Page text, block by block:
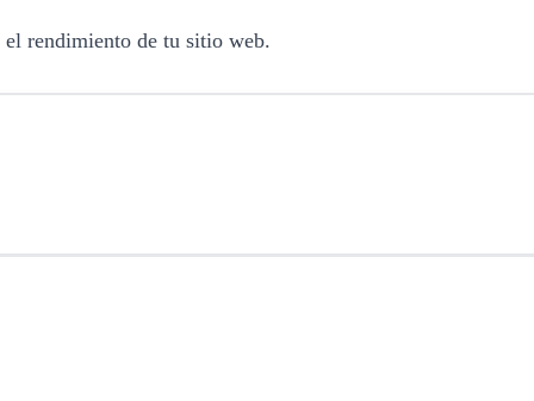
rendimiento de tu sitio web.